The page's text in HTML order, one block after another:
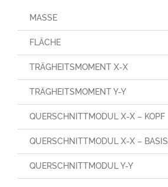
MASSE
FLÄCHE
TRÄGHEITSMOMENT X-X
TRÄGHEITSMOMENT Y-Y
QUERSCHNITTMODUL X-X – KOPF
QUERSCHNITTMODUL X-X – BASIS
QUERSCHNITTMODUL Y-Y